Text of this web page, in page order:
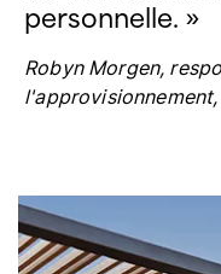
personnelle. »
Robyn Morgen,